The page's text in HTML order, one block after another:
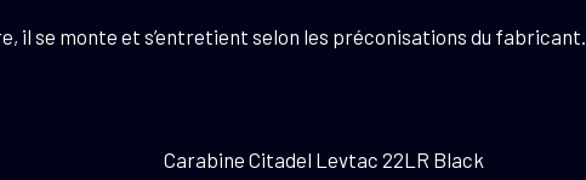
il se monte et s’entretient selon les préconisations du fabricant.
Carabine Citadel Levtac 22LR Black